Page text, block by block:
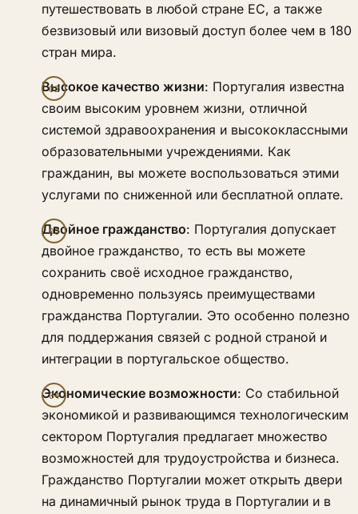
путешествовать в любой стране ЕС, а также
безвизовый или визовый доступ более чем в 180
стран мира.
Высокое качество жизни: Португалия известна
своим высоким уровнем жизни, отличной
системой здравоохранения и высококлассными
образовательными учреждениями. Как
гражданин, вы можете воспользоваться этими
услугами по сниженной или бесплатной оплате.
Двойное гражданство: Португалия допускает
двойное гражданство, то есть вы можете
сохранить своё исходное гражданство,
одновременно пользуясь преимуществами
гражданства Португалии. Это особенно полезно
для поддержания связей с родной страной и
интеграции в португальское общество.
Экономические возможности: Со стабильной
экономикой и развивающимся технологическим
сектором Португалия предлагает множество
возможностей для трудоустройства и бизнеса.
Гражданство Португалии может открыть двери
на динамичный рынок труда в Португалии и в